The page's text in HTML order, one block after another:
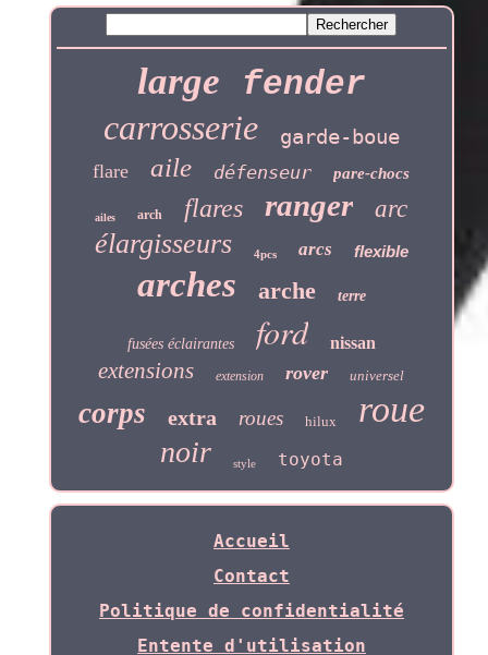
large fender
carrosserie garde-boue
flare aile défenseur pare-chocs
ailes arch flares ranger arc
élargisseurs 4pcs arcs flexible
arches arche terre
fusées éclairantes ford nissan
extensions extension rover universel
corps extra roues hilux roue
noir style toyota
Accueil
Contact
Politique de confidentialité
Entente d'utilisation